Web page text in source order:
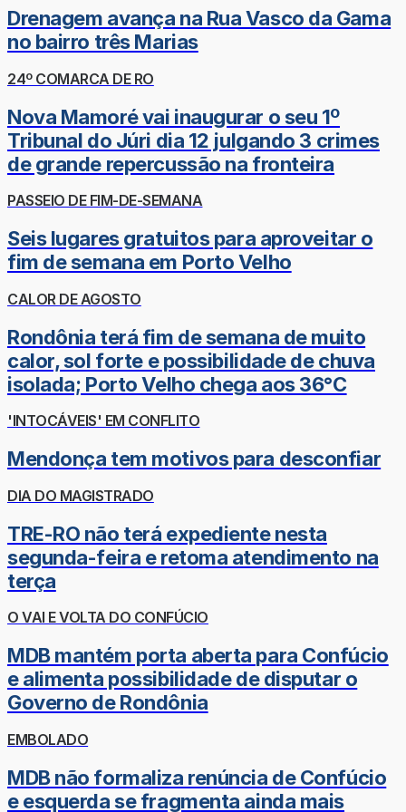
Drenagem avança na Rua Vasco da Gama
no bairro três Marias
24º COMARCA DE RO
Nova Mamoré vai inaugurar o seu 1º
Tribunal do Júri dia 12 julgando 3 crimes
de grande repercussão na fronteira
PASSEIO DE FIM-DE-SEMANA
Seis lugares gratuitos para aproveitar o
fim de semana em Porto Velho
CALOR DE AGOSTO
Rondônia terá fim de semana de muito
calor, sol forte e possibilidade de chuva
isolada; Porto Velho chega aos 36°C
'INTOCÁVEIS' EM CONFLITO
Mendonça tem motivos para desconfiar
DIA DO MAGISTRADO
TRE-RO não terá expediente nesta
segunda-feira e retoma atendimento na
terça
O VAI E VOLTA DO CONFÚCIO
MDB mantém porta aberta para Confúcio
e alimenta possibilidade de disputar o
Governo de Rondônia
EMBOLADO
MDB não formaliza renúncia de Confúcio
e esquerda se fragmenta ainda mais